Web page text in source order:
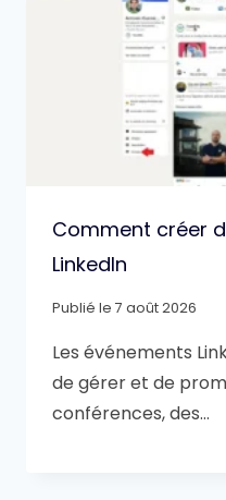
Comment créer
LinkedIn
Publié le 7 août 2026
Les événements
de gérer et de
conférences, des…